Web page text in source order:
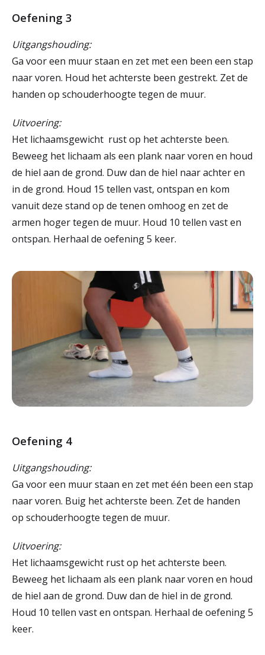
Oefening 3
Uitgangshouding:
Ga voor een muur staan en zet met een been een stap
naar voren. Houd het achterste been gestrekt. Zet de
handen op schouderhoogte tegen de muur.
Uitvoering:
Het lichaamsgewicht rust op het achterste been.
Beweeg het lichaam als een plank naar voren en houd
de hiel aan de grond. Duw dan de hiel naar achter en
in de grond. Houd 15 tellen vast, ontspan en kom
vanuit deze stand op de tenen omhoog en zet de
armen hoger tegen de muur. Houd 10 tellen vast en
ontspan. Herhaal de oefening 5 keer.
Oefening 4
Uitgangshouding:
Ga voor een muur staan en zet met één been een stap
naar voren. Buig het achterste been. Zet de handen
op schouderhoogte tegen de muur.
Uitvoering:
Het lichaamsgewicht rust op het achterste been.
Beweeg het lichaam als een plank naar voren en houd
de hiel aan de grond. Duw dan de hiel in de grond.
Houd 10 tellen vast en ontspan. Herhaal de oefening 5
keer.